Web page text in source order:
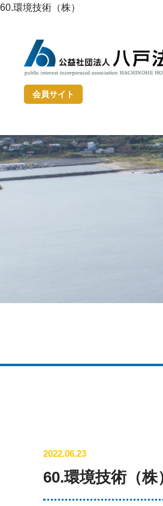
60.環境技術（株）
会員サイト
2022.06.23
60.環境技術（株